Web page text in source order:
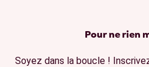
Pour ne rien
Soyez dans la boucle !